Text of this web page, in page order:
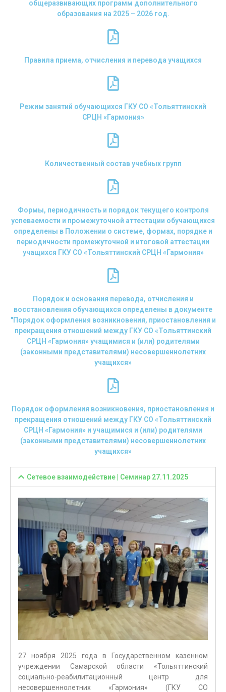
общеразвивающих программ дополнительного
образования на 2025 – 2026 год.
Правила приема, отчисления и перевода учащихся
Режим занятий обучающихся ГКУ СО «Тольяттинский
СРЦН «Гармония»
Количественный состав учебных групп
Формы, периодичность и порядок текущего контроля
успеваемости и промежуточной аттестации обучающихся
определены в Положении о системе, формах, порядке и
периодичности промежуточной и итоговой аттестации
учащихся ГКУ СО «Тольяттинский СРЦН «Гармония»
Порядок и основания перевода, отчисления и
восстановления обучающихся определены в документе
"Порядок оформления возникновения, приостановления и
прекращения отношений между ГКУ СО «Тольяттинский
СРЦН «Гармония» учащимися и (или) родителями
(законными представителями) несовершеннолетних
учащихся»
Порядок оформления возникновения, приостановления и
прекращения отношений между ГКУ СО «Тольяттинский
СРЦН «Гармония» и учащимися и (или) родителями
(законными представителями) несовершеннолетних
учащихся»
Сетевое взаимодействие | Семинар 27.11.2025
27 ноября 2025 года в Государственном казенном
учреждении Самарской области «Тольяттинский
социально-реабилитационный центр для
несовершеннолетних «Гармония» (ГКУ СО